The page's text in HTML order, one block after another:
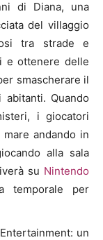
di Diana, una
del villaggio
tra strade e
e ottenere delle
smascherare il
Quando
i giocatori
andando in
alla sala
su Nintendo
temporale per
un